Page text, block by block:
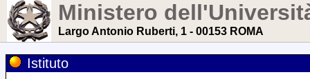
Ministero
Largo Antonio Ruberti, 1 - 00153 ROMA
Istituto